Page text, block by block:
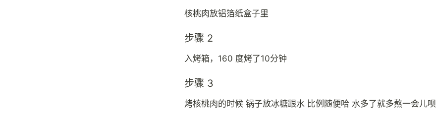
核桃肉放铝箔纸盒子里
步骤 2
入烤箱，160 度烤了10分钟
步骤 3
烤核桃肉的时候 锅子放冰糖跟水 比例随便哈 水多了就多熬一会儿呗